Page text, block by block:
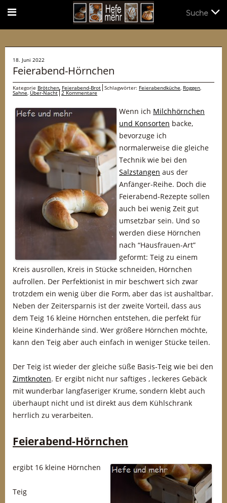
18. Juni 2022
Feierabend-Hörnchen
Kategorie Brötchen, Feierabend-Brot Schlagwörter: Feierabendküche, Roggen,
Sahne, Über-Nacht 2 Kommentare
Wenn ich Milchhörnchen
und Konsorten backe,
bevorzuge ich
normalerweise die gleiche
Technik wie bei den
Salzstangen aus der
Anfänger-Reihe. Doch die
Feierabend-Rezepte sollen
auch bei wenig Zeit gut
umsetzbar sein. Und so
werden diese Hörnchen
nach “Hausfrauen-Art”
geformt: Teig zu einem
Kreis ausrollen, Kreis in Stücke schneiden, Hörnchen
aufrollen. Der Perfektionist in mir beschwert sich zwar
trotzdem ein wenig über die Form, aber das ist aushaltbar.
Neben der Zeitersparnis ist der zweite Vorteil, dass aus
dem Teig 16 kleine Hörnchen entstehen, die perfekt für
kleine Kinderhände sind. Wer größere Hörnchen möchte,
kann den Teig aber auch einfach in weniger Stücke teilen.
Der Teig ist wieder der gleiche süße Basis-Teig wie bei den
Zimtknoten. Er ergibt nicht nur saftiges , leckeres Gebäck
mit wunderbar langfaseriger Krume, sondern klebt auch
überhaupt nicht und ist direkt aus dem Kühlschrank
herrlich zu verarbeiten.
Feierabend-Hörnchen
ergibt 16 kleine Hörnchen
Teig
Suche
Suche